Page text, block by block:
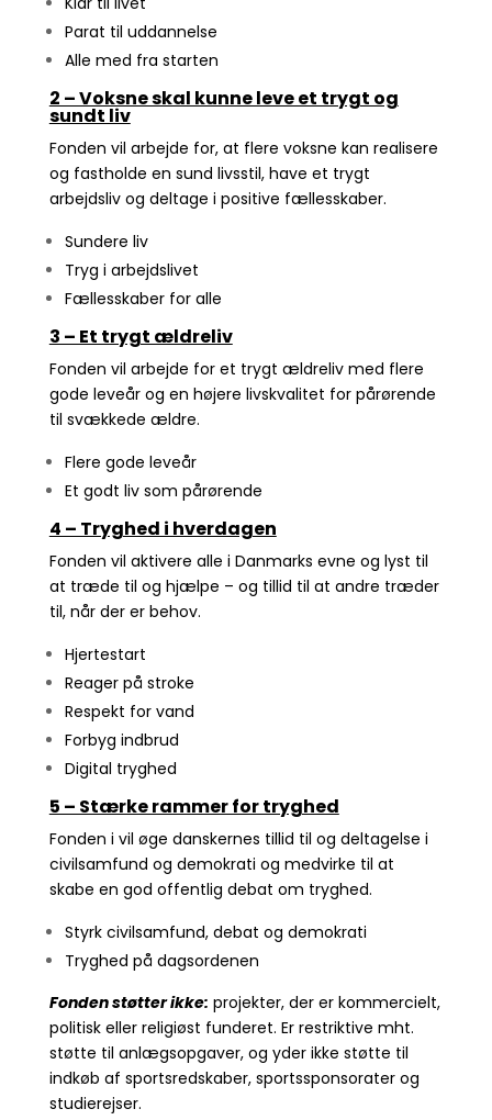
Parat til uddannelse
Alle med fra starten
2 – Voksne skal kunne leve et trygt og
sundt liv
Fonden vil arbejde for, at flere voksne kan realisere
og fastholde en sund livsstil, have et trygt
arbejdsliv og deltage i positive fællesskaber.
Sundere liv
Tryg i arbejdslivet
Fællesskaber for alle
3 – Et trygt ældreliv
Fonden vil arbejde for et trygt ældreliv med flere
gode leveår og en højere livskvalitet for pårørende
til svækkede ældre.
Flere gode leveår
Et godt liv som pårørende
4 – Tryghed i hverdagen
Fonden vil aktivere alle i Danmarks evne og lyst til
at træde til og hjælpe – og tillid til at andre træder
til, når der er behov.
Hjertestart
Reager på stroke
Respekt for vand
Forbyg indbrud
Digital tryghed
5 – Stærke rammer for tryghed
Fonden i vil øge danskernes tillid til og deltagelse i
civilsamfund og demokrati og medvirke til at
skabe en god offentlig debat om tryghed.
Styrk civilsamfund, debat og demokrati
Tryghed på dagsordenen
Fonden støtter ikke: projekter, der er kommercielt,
politisk eller religiøst funderet. Er restriktive mht.
støtte til anlægsopgaver, og yder ikke støtte til
indkøb af sportsredskaber, sportssponsorater og
studierejser.